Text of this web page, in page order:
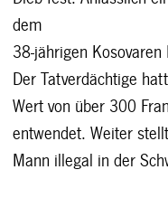
dem
38-jährigen
Der Tatverdächtige
Wert von über 300
entwendet. Weiter
Mann illegal in der